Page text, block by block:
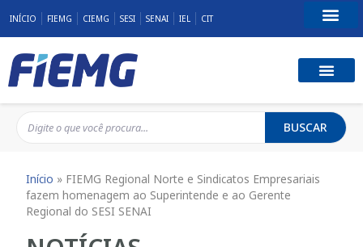
INÍCIO FIEMG CIEMG SESI SENAI IEL CIT
BUSCAR
Início » FIEMG Regional Norte e Sindicatos Empresariais
fazem homenagem ao Superintende e ao Gerente
Regional do SESI SENAI